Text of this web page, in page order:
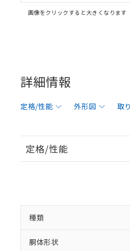
画像をクリックすると大きくなります
詳細情報
定格/性能 外形図 取
定格/性能
種類
胴体形状